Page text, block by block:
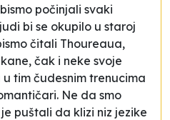
počinjali svaki
bi se okupilo u staroj
čitali Thoureaua,
čak i neke svoje
tim čudesnim trenucima
Ne da smo
puštali da klizi niz jezike